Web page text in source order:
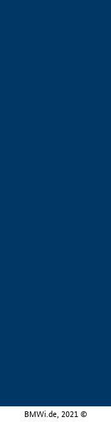
BMWi.de, 2021 ©